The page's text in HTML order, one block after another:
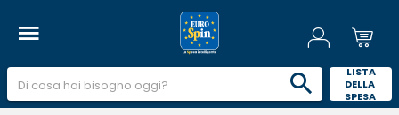
LISTA
DELLA
SPESA